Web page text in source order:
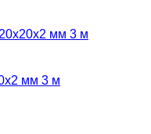
мм 3 м